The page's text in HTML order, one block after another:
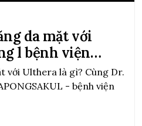
da mặt với
l bệnh viện
với Ulthera là gì? Cùng Dr.
- bệnh viện